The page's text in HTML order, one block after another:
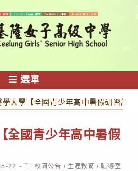
選單
學大學【全國青少年高中暑假研習課程
全國青少年高中暑假
22
Post校園公告 / 生涯教育 / 輔導室